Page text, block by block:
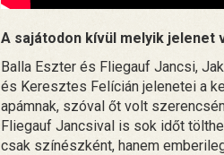
A sajátodon kívül melyik jelenet
Balla Eszter és Fliegauf Jancsi,
és Keresztes Felícián jelenetei a
apámnak, szóval őt volt
Fliegauf Jancsival is sok időt
csak színészként, hanem